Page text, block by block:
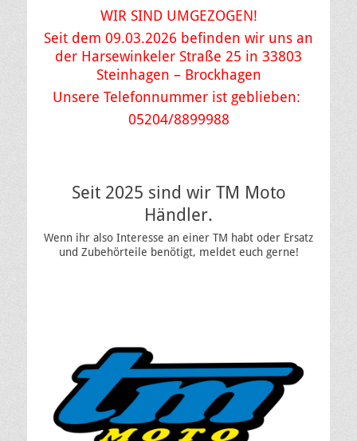
WIR SIND UMGEZOGEN!
Seit dem 09.03.2026 befinden wir uns an
der Harsewinkeler Straße 25 in 33803
Steinhagen – Brockhagen
Unsere Telefonnummer ist geblieben:
05204/8899988
Seit 2025 sind wir TM Moto
Händler.
Wenn ihr also Interesse an einer TM habt oder Ersatz
und Zubehörteile benötigt, meldet euch gerne!